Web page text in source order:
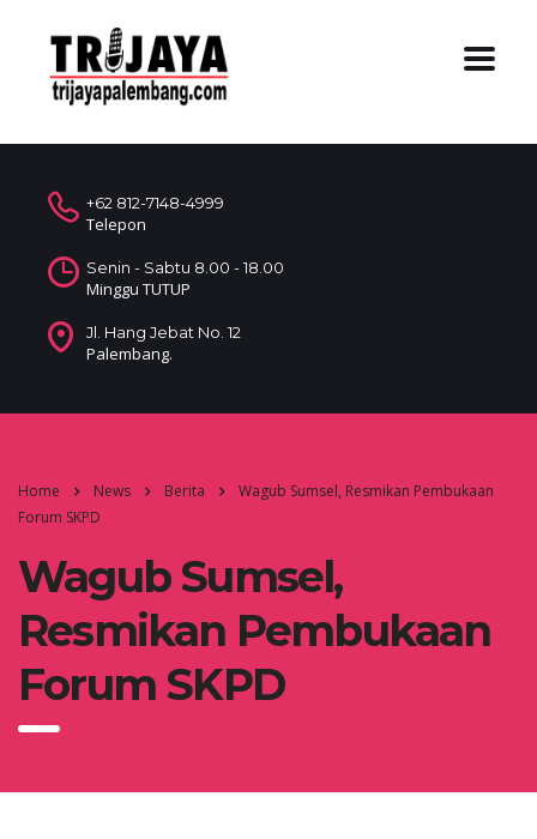
+62 812-7148-4999
Telepon
Senin - Sabtu 8.00 - 18.00
Minggu TUTUP
Jl. Hang Jebat No. 12
Palembang.
Home News Berita
Wagub Sumsel, Resmikan Pembukaan
Forum SKPD
Wagub Sumsel,
Resmikan Pembukaan
Forum SKPD